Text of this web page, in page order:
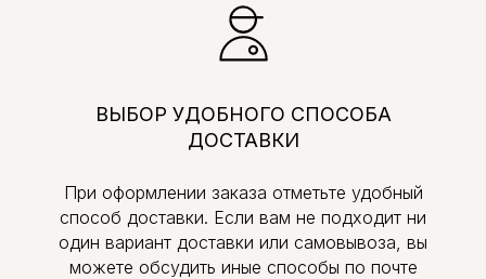
ВЫБОР УДОБНОГО СПОСОБА
ДОСТАВКИ
При оформлении заказа отметьте удобный
способ доставки. Если вам не подходит ни
один вариант доставки или самовывоза, вы
можете обсудить иные способы по почте